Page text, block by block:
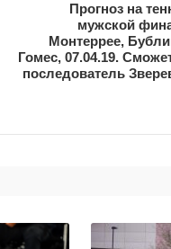
Прогноз на
мужской
Монтеррее,
Гомес, 07.04.19.
последователь